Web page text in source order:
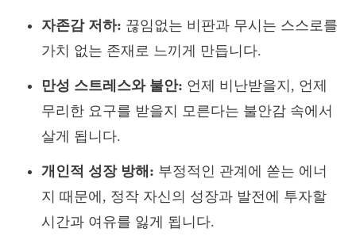
자존감 저하: 끊임없는 비판과 무시는 스스로를
가치 없는 존재로 느끼게 만듭니다.
만성 스트레스와 불안: 언제 비난받을지, 언제
무리한 요구를 받을지 모른다는 불안감 속에서
살게 됩니다.
개인적 성장 방해: 부정적인 관계에 쏟는 에너
지 때문에, 정작 자신의 성장과 발전에 투자할
시간과 여유를 잃게 됩니다.